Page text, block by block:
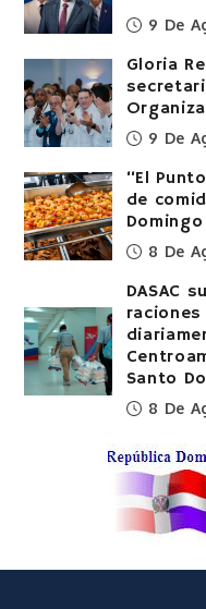
9 De
Gloria
9 De
“El
de
8 De
DASAC
Santo
8 De